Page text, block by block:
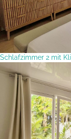
Schlafzimmer 2 mit